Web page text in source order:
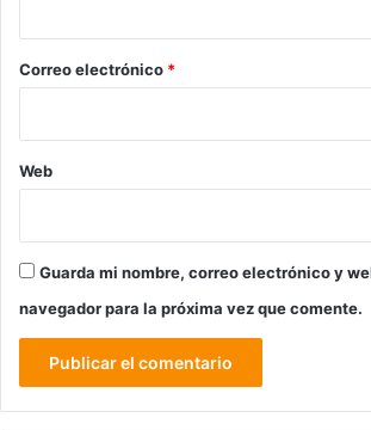
*
Correo electrónico *
Web
Guarda mi nombre, correo electrónico y
navegador para la próxima vez que comente.